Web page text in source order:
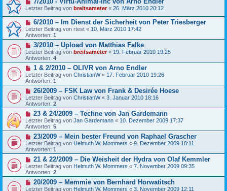
Letzter Beitrag von breitsameter« 26. März 2010 20:12
6/2010 – Im Dienst der Sicherheit von Peter Triesberger
Letzter Beitrag von rtest « 10. März 2010 17:42
Antworten: 1
3/2010 – Upload von Matthias Falke
Letzter Beitrag von breitsameter« 19. Februar 2010 19:25
Antworten: 4
1 & 2/2010 – OLIVR von Arno Endler
Letzter Beitrag von ChristianW« 17. Februar 2010 19:26
Antworten: 1
26/2009 – FSK Law von Frank & Desirée Hoese
Letzter Beitrag von ChristianW« 3. Januar 2010 18:16
Antworten: 2
23 & 24/2009 – Techne von Jan Gardemann
Letzter Beitrag von Jan Gardemann « 10. Dezember 2009 17:37
Antworten: 5
23/2009 – Mein bester Freund von Raphael Grascher
Letzter Beitrag von Helmuth W. Mommers « 9. Dezember 2009 18:11
Antworten: 1
21 & 22/2009 – Die Weisheit der Hydra von Olaf Kemmler
Letzter Beitrag von Helmuth W. Mommers « 7. November 2009 09:35
Antworten: 2
20/2009 – Memmie von Bernhard Horwatitsch
Letzter Beitrag von Helmuth W. Mommers « 3. November 2009 12:11